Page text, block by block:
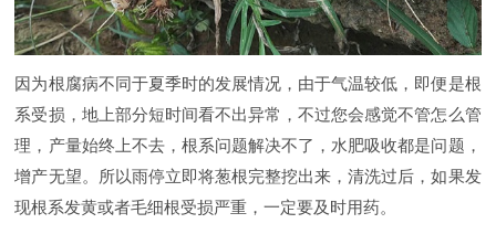
因为根腐病不同于夏季时的发展情况，由于气温较低，即便是根
系受损，地上部分短时间看不出异常，不过您会感觉不管怎么管
理，产量始终上不去，根系问题解决不了，水肥吸收都是问题，
增产无望。所以雨停立即将葱根完整挖出来，清洗过后，如果发
现根系发黄或者毛细根受损严重，一定要及时用药。